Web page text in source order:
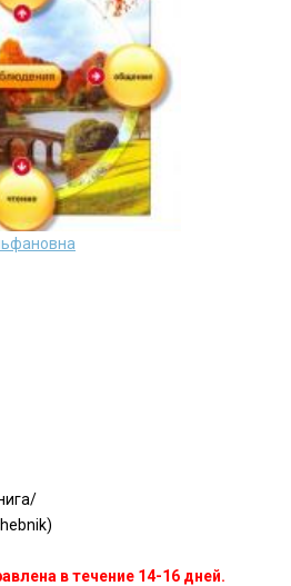
в течение 14-16 дней.